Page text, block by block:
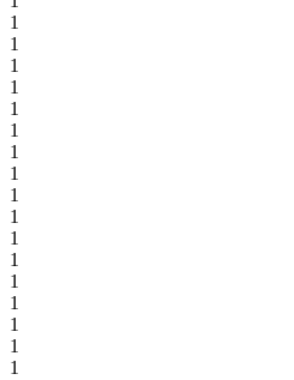
1
1
1
1
1
1
1
1
1
1
1
1
1
1
1
1
1